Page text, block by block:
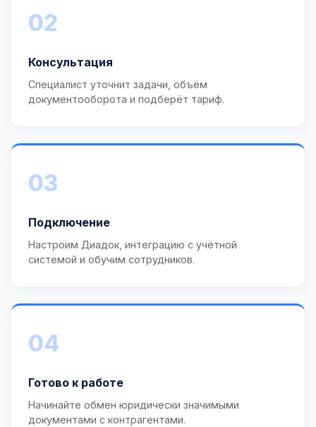
02
Консультация
Специалист уточнит задачи, объём
документооборота и подберёт тариф.
03
Подключение
Настроим Диадок, интеграцию с учётной
системой и обучим сотрудников.
04
Готово к работе
Начинайте обмен юридически значимыми
документами с контрагентами.